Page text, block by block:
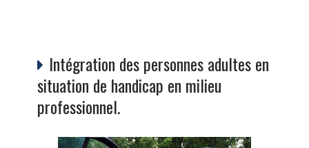
Intégration des personnes adultes en
situation de handicap en milieu
professionnel.